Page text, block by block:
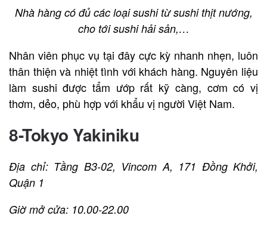
Nhà hàng có đủ các loại sushi từ sushi thịt nướng,
cho tới sushi hải sản,…
Nhân viên phục vụ tại đây cực kỳ nhanh nhẹn, luôn
thân thiện và nhiệt tình với khách hàng. Nguyên liệu
làm sushi được tẩm ướp rất kỹ càng, cơm có vị
thơm, dẻo, phù hợp với khẩu vị người Việt Nam.
8-Tokyo Yakiniku
Địa chỉ: Tầng B3-02, Vincom A, 171 Đồng Khởi,
Quận 1
Giờ mở cửa: 10.00-22.00